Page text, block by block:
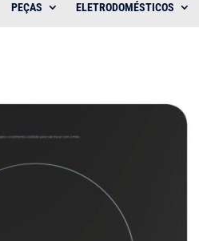
PEÇAS ELETRODOMÉSTICOS